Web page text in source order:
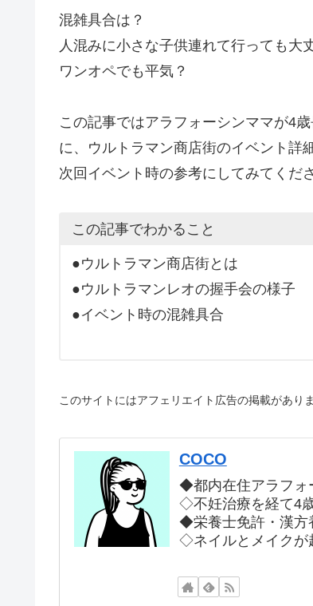
混雑具合は？
人混みに小さな子供連れて行っても大
ワンオペでも平気？
この記事ではアラフォーシンママが4
に、ウルトラマン商店街のイベント詳
次回イベント時の参考にしてみてくださ
この記事でわかること
●ウルトラマン商店街とは
●ウルトラマンレオの握手会の様子
●イベント時の混雑具合
このサイトにはアフェリエイト広告の掲載がありま
COCO
◆都内在住アラフォ
◇不妊治療を経て4
◆栄養士免許・漢方
◇ネイルとメイクが